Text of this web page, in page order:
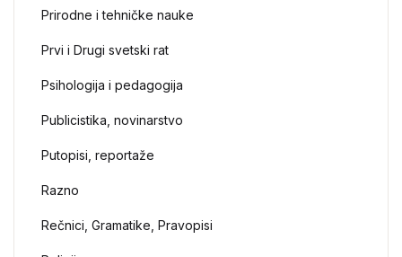
Prirodne i tehničke nauke
Prvi i Drugi svetski rat
Psihologija i pedagogija
Publicistika, novinarstvo
Putopisi, reportaže
Razno
Rečnici, Gramatike, Pravopisi